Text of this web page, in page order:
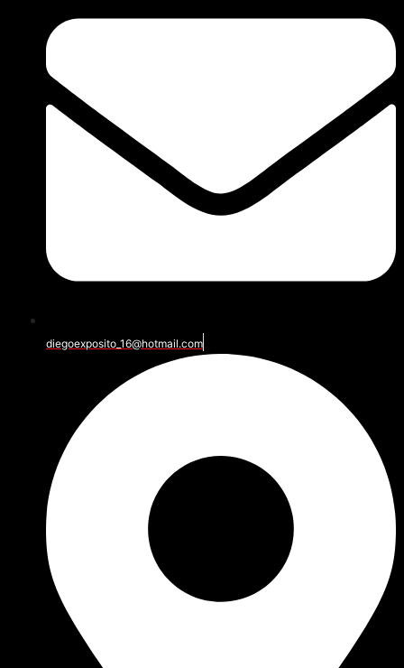
diegoexposito_16@hotmail.com